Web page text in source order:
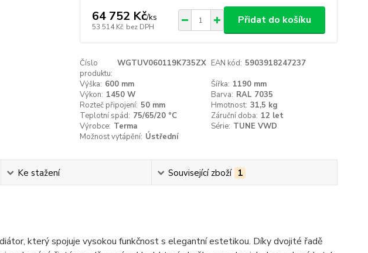
64 752 Kč/ks
53 514 Kč bez DPH
Přidat do košíku
Číslo
produktu:
WGTUV060119K735ZX EAN kód: 5903918247237
Výška: 600 mm Šířka: 1190 mm
Výkon: 1450 W Barva: RAL 7035
Rozteč připojení: 50 mm Hmotnost: 31,5 kg
Teplotní spád: 75/65/20 °C Záruční doba: 12 let
Výrobce: Terma Série: TUNE VWD
Možnost vytápění: Ústřední
Ke stažení Související zboží 1
který spojuje vysokou funkčnost s elegantní estetikou. Díky dvojité řadě